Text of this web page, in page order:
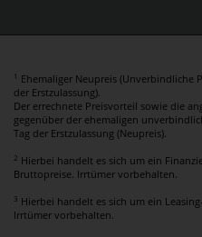
1 Ehemaliger Neupreis (Unverbindliche
der Erstzulassung).
Der errechnete Preisvorteil sowie die
gegenüber der ehemaligen
Tag der Erstzulassung (Neupreis).
2 Hierbei handelt es sich um ein
Bruttopreise. Irrtümer vorbehalten.
3 Hierbei handelt es sich um ein
Irrtümer vorbehalten.